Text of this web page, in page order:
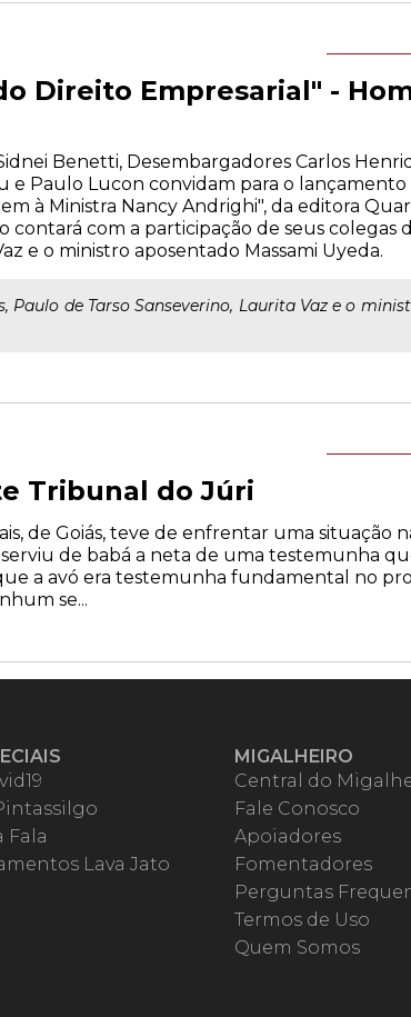
Direito Empresarial" -
Benetti, Desembargadores Carlos
Paulo Lucon convidam para o lançamento
à Ministra Nancy Andrighi", da editora
com a participação de seus colegas
e o ministro aposentado Massami Uyeda.
Paulo de Tarso Sanseverino, Laurita Vaz e o
Tribunal do Júri
de Goiás, teve de enfrentar uma situação
de babá a neta de uma testemunha
a avó era testemunha fundamental no
se...
Fala
Lava Jato
MIGALHEIRO
Central do
Fale Conosco
Apoiadores
Fomentadores
Perguntas
Termos de Uso
Quem Somos